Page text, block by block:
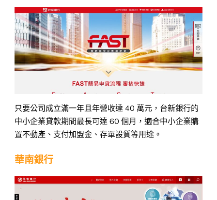
只要公司成立滿一年且年營收達 40 萬元，台新銀行的
中小企業貸款期間最長可達 60 個月，適合中小企業購
置不動產、支付加盟金、存單設質等用途。
華南銀行